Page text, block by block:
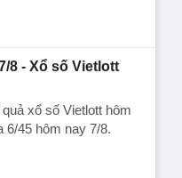
8 - Xổ số Vietlott
xổ số Vietlott hôm
6/45 hôm nay 7/8.